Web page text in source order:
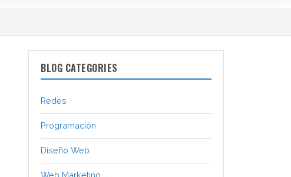
BLOG CATEGORIES
Redes
Programación
Diseño Web